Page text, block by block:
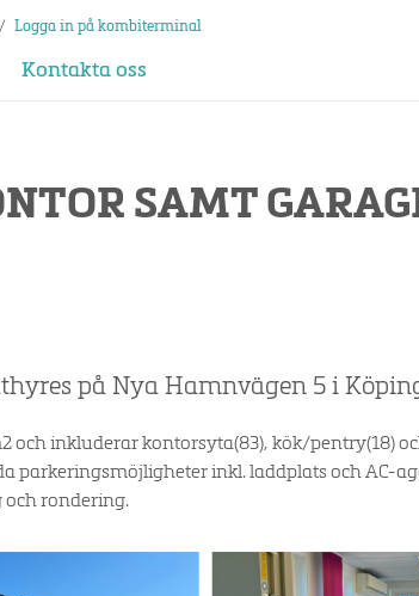
/ Logga in på kombiterminal
Kontakta oss
SAMT
på Nya Hamnvägen 5 i
och inkluderar kontorsyta(83), kök/pentry(18)
parkeringsmöjligheter inkl. laddplats och AC-
rondering.